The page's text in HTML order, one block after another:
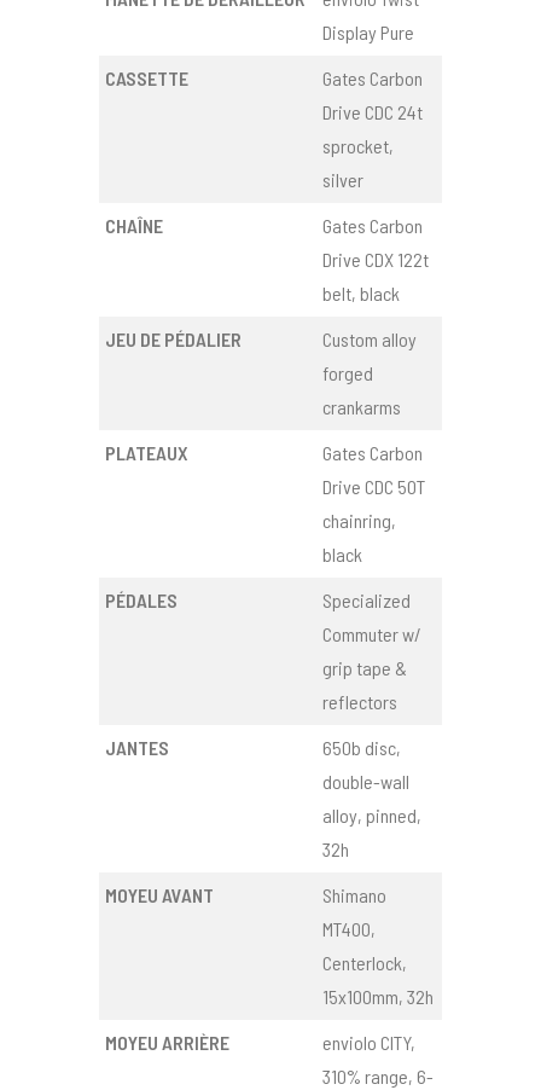
Display Pure
CASSETTE
Gates Carbon
Drive CDC 24t
sprocket,
silver
CHAÎNE
Gates Carbon
Drive CDX 122t
belt, black
JEU DE PÉDALIER
Custom alloy
forged
crankarms
PLATEAUX
Gates Carbon
Drive CDC 50T
chainring,
black
PÉDALES
Specialized
Commuter w/
grip tape &
reflectors
JANTES
650b disc,
double-wall
alloy, pinned,
32h
MOYEU AVANT
Shimano
MT400,
Centerlock,
15x100mm, 32h
MOYEU ARRIÈRE
enviolo CITY,
310% range, 6-